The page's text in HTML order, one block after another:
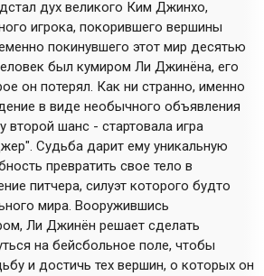
дух великого Ким Джинхо,
игрока, покорившего вершины
покинувшего этот мир десятью
был кумиром Ли Джинёна, его
он потерял. Как ни странно, именно
в виде необычного объявления
шанс - стартовала игра
Судьба дарит ему уникальную
превратить свое тело в
питчера, силуэт которого будто
мира. Вооружившись
Ли Джинён решает сделать
на бейсбольное поле, чтобы
и достичь тех вершин, о которых он